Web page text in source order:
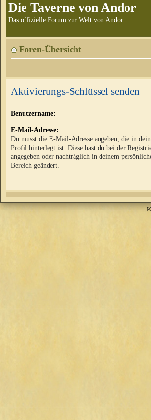
Die Taverne von Andor
Das offizielle Forum zur Welt von Andor
Foren-Übersicht
Aktivierungs-Schlüssel senden
Benutzername:
E-Mail-Adresse:
Du musst die E-Mail-Adresse angeben, die in
Profil hinterlegt ist. Diese hast du bei der
angegeben oder nachträglich in deinem
Bereich geändert.